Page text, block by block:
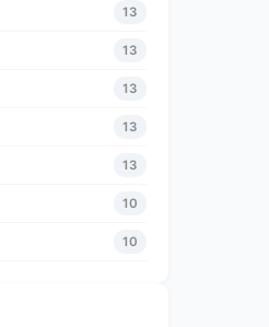
13
13
13
13
13
10
10